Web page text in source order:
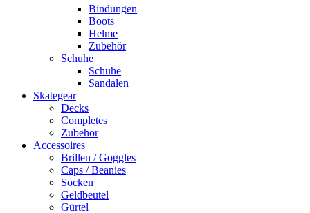
Bindungen
Boots
Helme
Zubehör
Schuhe
Schuhe
Sandalen
Skategear
Decks
Completes
Zubehör
Accessoires
Brillen / Goggles
Caps / Beanies
Socken
Geldbeutel
Gürtel